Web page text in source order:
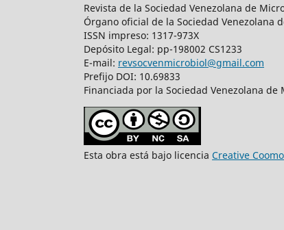
Revista de la Sociedad Venezolana de
Órgano oficial de la Sociedad Venezolana
ISSN impreso: 1317-973X
Depósito Legal: pp-198002 CS1233
E-mail: revsocvenmicrobiol@gmail.com
Prefijo DOI: 10.69833
Financiada por la Sociedad Venezolana
Esta obra está bajo licencia Creative